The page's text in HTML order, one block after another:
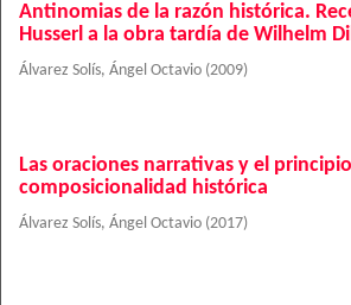
Antinomias de la razón histórica.
Husserl a la obra tardía de Wilhelm
Álvarez Solís, Ángel Octavio (2009)
Las oraciones narrativas y el
composicionalidad histórica
Álvarez Solís, Ángel Octavio (2017)